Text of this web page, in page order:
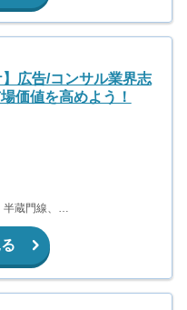
】広告/コンサル業界志
価値を高めよう！
青山一丁目駅から徒歩9分（銀座線、半蔵門線、大江戸線） 赤坂駅から徒歩12分（千代田線）